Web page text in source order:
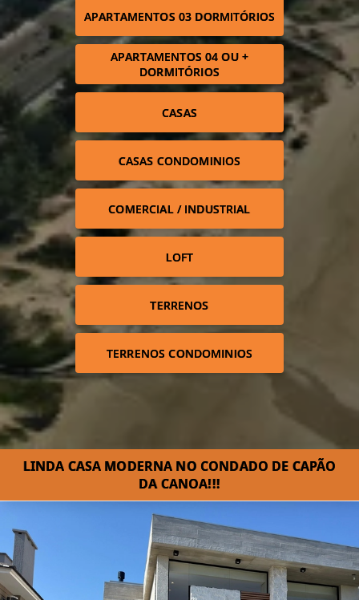
APARTAMENTOS 03 DORMITÓRIOS
APARTAMENTOS 04 OU +
DORMITÓRIOS
CASAS
CASAS CONDOMINIOS
COMERCIAL / INDUSTRIAL
LOFT
TERRENOS
TERRENOS CONDOMINIOS
LINDA CASA MODERNA NO CONDADO DE CAPÃO
DA CANOA!!!